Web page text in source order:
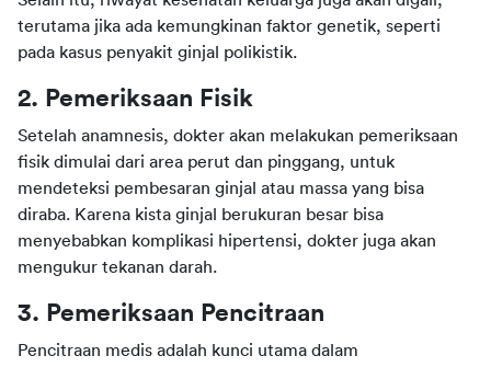
terutama jika ada kemungkinan faktor genetik, seperti
pada kasus penyakit ginjal polikistik.
2. Pemeriksaan Fisik
Setelah anamnesis, dokter akan melakukan pemeriksaan
fisik dimulai dari area perut dan pinggang, untuk
mendeteksi pembesaran ginjal atau massa yang bisa
diraba. Karena kista ginjal berukuran besar bisa
menyebabkan komplikasi hipertensi, dokter juga akan
mengukur tekanan darah.
3. Pemeriksaan Pencitraan
Pencitraan medis adalah kunci utama dalam